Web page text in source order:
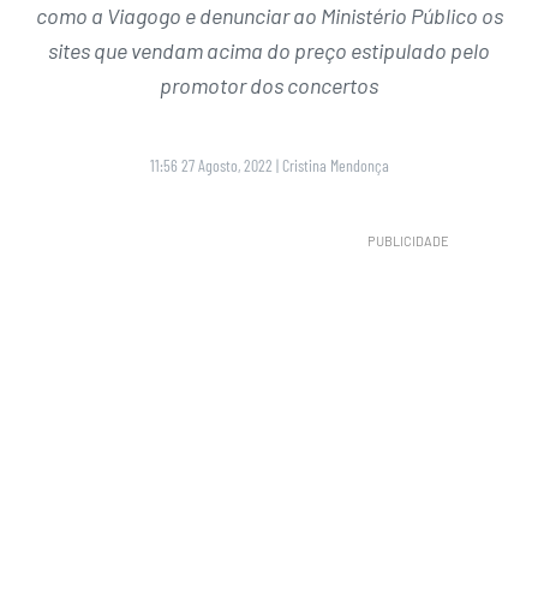
como a Viagogo e denunciar ao Ministério Público os
sites que vendam acima do preço estipulado pelo
promotor dos concertos
11:56 27 Agosto, 2022 | Cristina Mendonça